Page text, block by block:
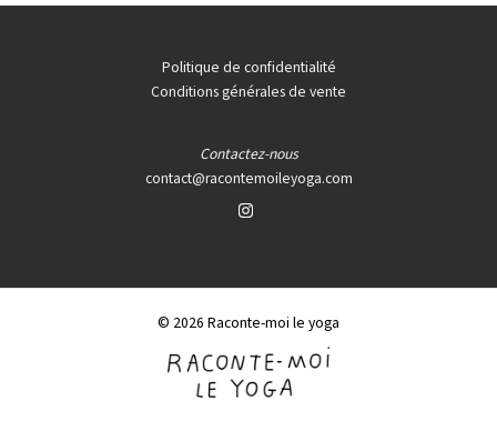
Politique de confidentialité
Conditions générales de vente
Contactez-nous
contact@racontemoileyoga.com
© 2026 Raconte-moi le yoga